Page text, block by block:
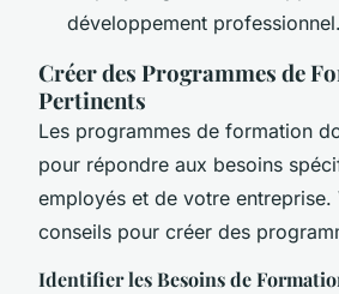
développement professionnel.
Créer des Programmes de
Pertinents
Les programmes de formation
pour répondre aux besoins
employés et de votre entreprise.
conseils pour créer des
Identifier les Besoins de